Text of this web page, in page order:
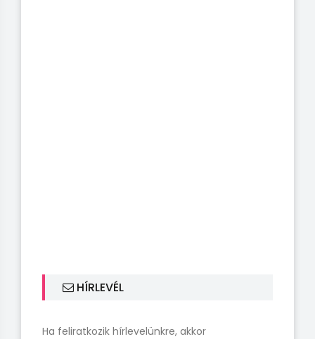
HÍRLEVÉL
Ha feliratkozik hírlevelünkre, akkor